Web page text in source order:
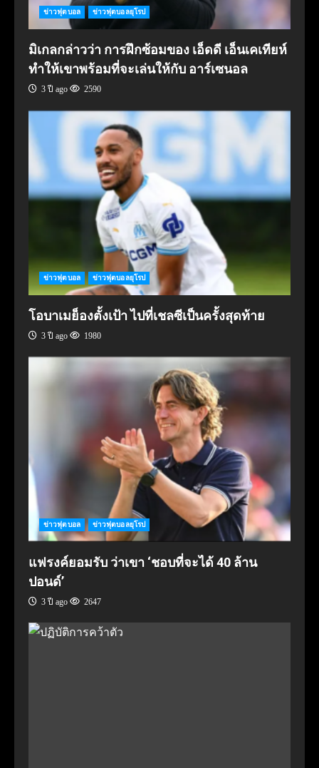
ข่าวฟุตบอล ข่าวฟุตบอลยุโรป
มิเกลกล่าวว่า การฝึกซ้อมของ เอ็ดดี เอ็นเคเทียห์
ทำให้เขาพร้อมที่จะเล่นให้กับ อาร์เซนอล
3 ปี ago 2590
ข่าวฟุตบอล ข่าวฟุตบอลยุโรป
โอบาเมย็องตั้งเป้า ไปที่เชลซีเป็นครั้งสุดท้าย
3 ปี ago 1980
ข่าวฟุตบอล ข่าวฟุตบอลยุโรป
แฟรงค์ยอมรับ ว่าเขา ‘ชอบที่จะได้ 40 ล้าน
ปอนด์’
3 ปี ago 2647